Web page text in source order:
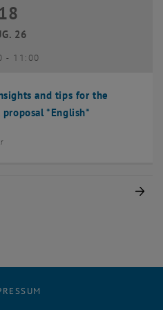
and tips for the
*English*
2026
18
26
- bis
11:00
von 8